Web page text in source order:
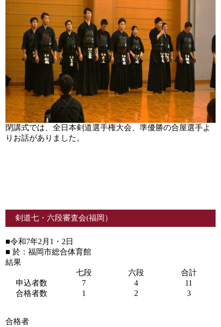
閉講式では、全日本剣道選手権大会、準優勝の合屋選手よ
りお話がありました。
剣道七・六段審査会(福岡）
■令和7年2月1・2日
■ 於：福岡市総合体育館
結果
七段
六段
合計
申込者数
7 4
11
合格者数
1 2 3
合格者